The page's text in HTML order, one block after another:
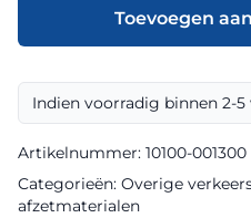
III
aantal
Toevoegen
Indien voorradig binnen 2-
Artikelnummer: 10100-001300
Categorieën: Overige
afzetmaterialen